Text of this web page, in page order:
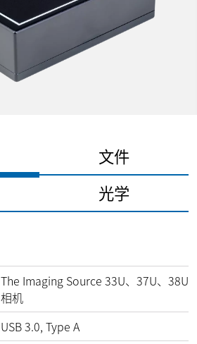
文件
光学
The Imaging Source 33U、37U、38U
相机
USB 3.0, Type A